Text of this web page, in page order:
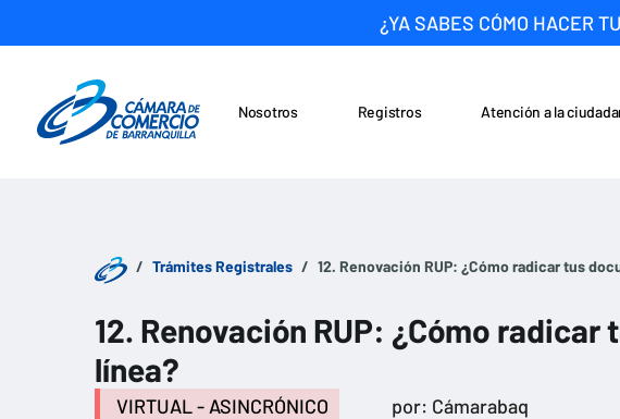
¿YA SABES CÓMO HACER
Nosotros Registros
Atención a la
Trámites Registrales 12. Renovación RUP: ¿Cómo radicar tus
12. Renovación RUP: ¿Cómo
línea?
VIRTUAL - ASINCRÓNICO por: Cámarabaq